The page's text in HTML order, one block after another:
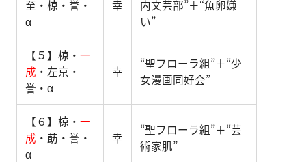
至・椋・誉・
α
幸
内文芸部”＋“魚卵嫌
い”
【５】椋・ 一
成 ・左京・
誉・α
幸
“聖フローラ組”＋“少
女漫画同好会”
【６】椋・ 一
成 ・莇・誉・
α
幸
“聖フローラ組”＋“芸
術家肌”